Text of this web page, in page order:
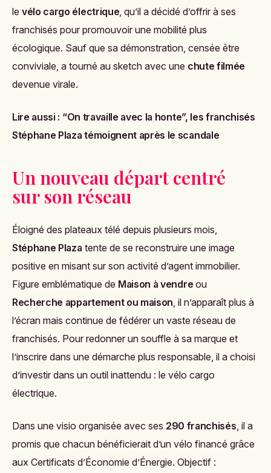
le vélo cargo électrique , qu’il a décidé d’offrir à ses
franchisés pour promouvoir une mobilité plus
écologique. Sauf que sa démonstration, censée être
conviviale, a tourné au sketch avec une chute filmée
devenue virale.
Lire aussi : “On travaille avec la honte”, les franchisés
Stéphane Plaza témoignent après le scandale
Un nouveau départ centré
sur son réseau
Éloigné des plateaux télé depuis plusieurs mois,
Stéphane Plaza tente de se reconstruire une image
positive en misant sur son activité d’agent immobilier.
Figure emblématique de Maison à vendre ou
Recherche appartement ou maison , il n’apparaît plus à
l’écran mais continue de fédérer un vaste réseau de
franchisés. Pour redonner un souffle à sa marque et
l’inscrire dans une démarche plus responsable, il a choisi
d’investir dans un outil inattendu : le vélo cargo
électrique.
Dans une visio organisée avec ses 290 franchisés , il a
promis que chacun bénéficierait d’un vélo financé grâce
aux Certificats d’Économie d’Énergie. Objectif :